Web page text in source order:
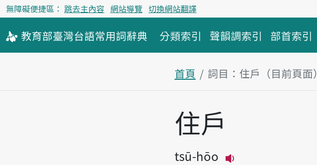
無障礙便捷區： 跳去主內容 網站導覽 切換網站翻譯
教育部臺灣台語常用詞辭典 分類索引 聲韻調索引 部首索引
首頁 詞目：住戶（目前頁面）
主內容區塊
住戶
tsū-hōo